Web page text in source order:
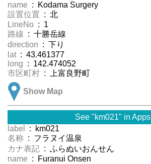
name : Kodama Surgery
設置位置 : 北
LineNo : 1
路線 : 十勝岳線
direction : 下り
lat : 43.461377
long : 142.474052
市区町村 : 上富良野町
Show Map
See "km021" in Apps
label
: km021
名称 : フラヌイ温泉
カナ表記 : ふらぬいおんせん
name : Furanui Onsen